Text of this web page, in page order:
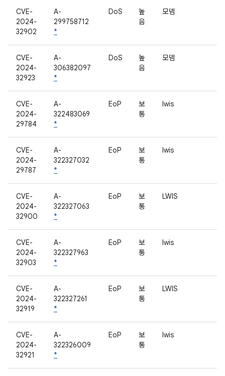
CVE-
2024-
32902
A-
299758712
*
DoS
높
음
모뎀
CVE-
2024-
32923
A-
306382097
*
DoS
높
음
모뎀
CVE-
2024-
29784
A-
322483069
*
EoP
보
통
lwis
CVE-
2024-
29787
A-
322327032
*
EoP
보
통
lwis
CVE-
2024-
32900
A-
322327063
*
EoP
보
통
LWIS
CVE-
2024-
32903
A-
322327963
*
EoP
보
통
lwis
CVE-
2024-
32919
A-
322327261
*
EoP
보
통
LWIS
CVE-
2024-
32921
A-
322326009
*
EoP
보
통
lwis